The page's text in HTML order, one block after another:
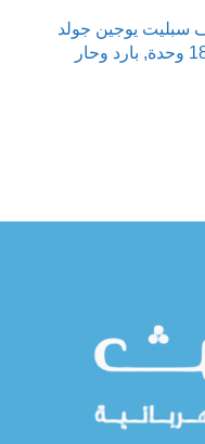
سبليت يوجين جولد
وحار